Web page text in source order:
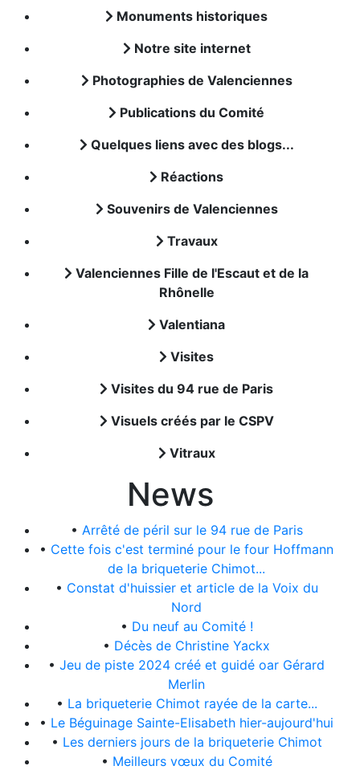
Monuments historiques
Notre site internet
Photographies de Valenciennes
Publications du Comité
Quelques liens avec des blogs...
Réactions
Souvenirs de Valenciennes
Travaux
Valenciennes Fille de l'Escaut et de la
Rhônelle
Valentiana
Visites
Visites du 94 rue de Paris
Visuels créés par le CSPV
Vitraux
News
• Arrêté de péril sur le 94 rue de Paris
• Cette fois c'est terminé pour le four Hoffmann
de la briqueterie Chimot...
• Constat d'huissier et article de la Voix du
Nord
• Du neuf au Comité !
• Décès de Christine Yackx
• Jeu de piste 2024 créé et guidé oar Gérard
Merlin
• La briqueterie Chimot rayée de la carte...
• Le Béguinage Sainte-Elisabeth hier-aujourd'hui
• Les derniers jours de la briqueterie Chimot
• Meilleurs vœux du Comité